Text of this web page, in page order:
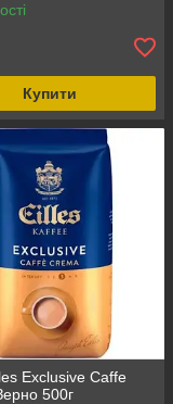
Купити
Exclusive Caffe
500г